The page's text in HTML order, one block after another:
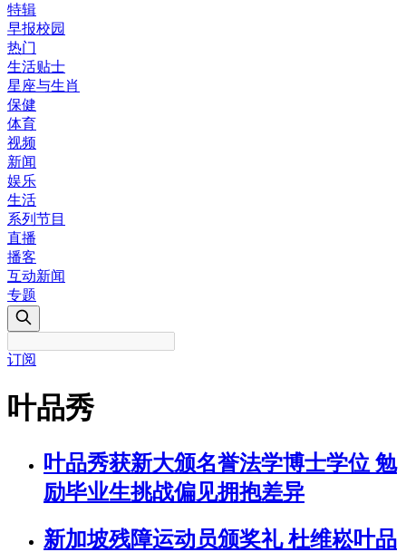
特辑
早报校园
热门
生活贴士
星座与生肖
保健
体育
视频
新闻
娱乐
生活
系列节目
直播
播客
互动新闻
专题
订阅
叶品秀
叶品秀获新大颁名誉法学博士学位 勉
励毕业生挑战偏见拥抱差异
新加坡残障运动员颁奖礼 杜维崧叶品